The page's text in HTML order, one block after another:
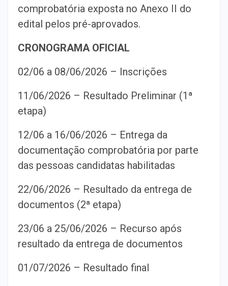
comprobatória exposta no Anexo II do
edital pelos pré-aprovados.
CRONOGRAMA OFICIAL
02/06 a 08/06/2026 – Inscrições
11/06/2026 – Resultado Preliminar (1ª
etapa)
12/06 a 16/06/2026 – Entrega da
documentação comprobatória por parte
das pessoas candidatas habilitadas
22/06/2026 – Resultado da entrega de
documentos (2ª etapa)
23/06 a 25/06/2026 – Recurso após
resultado da entrega de documentos
01/07/2026 – Resultado final